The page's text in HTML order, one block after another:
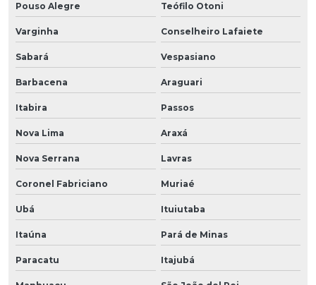
Pouso Alegre Teófilo Otoni
Varginha Conselheiro Lafaiete
Sabará Vespasiano
Barbacena Araguari
Itabira Passos
Nova Lima Araxá
Nova Serrana Lavras
Coronel Fabriciano Muriaé
Ubá Ituiutaba
Itaúna Pará de Minas
Paracatu Itajubá